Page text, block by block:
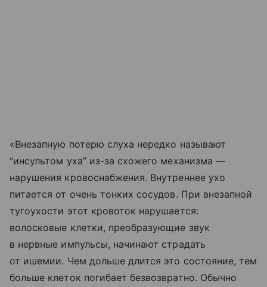
«Внезапную потерю слуха нередко называют
“инсультом уха” из-за схожего механизма —
нарушения кровоснабжения. Внутреннее ухо
питается от очень тонких сосудов. При внезапной
тугоухости этот кровоток нарушается:
волосковые клетки, преобразующие звук
в нервные импульсы, начинают страдать
от ишемии. Чем дольше длится это состояние, тем
больше клеток погибает безвозвратно. Обычно